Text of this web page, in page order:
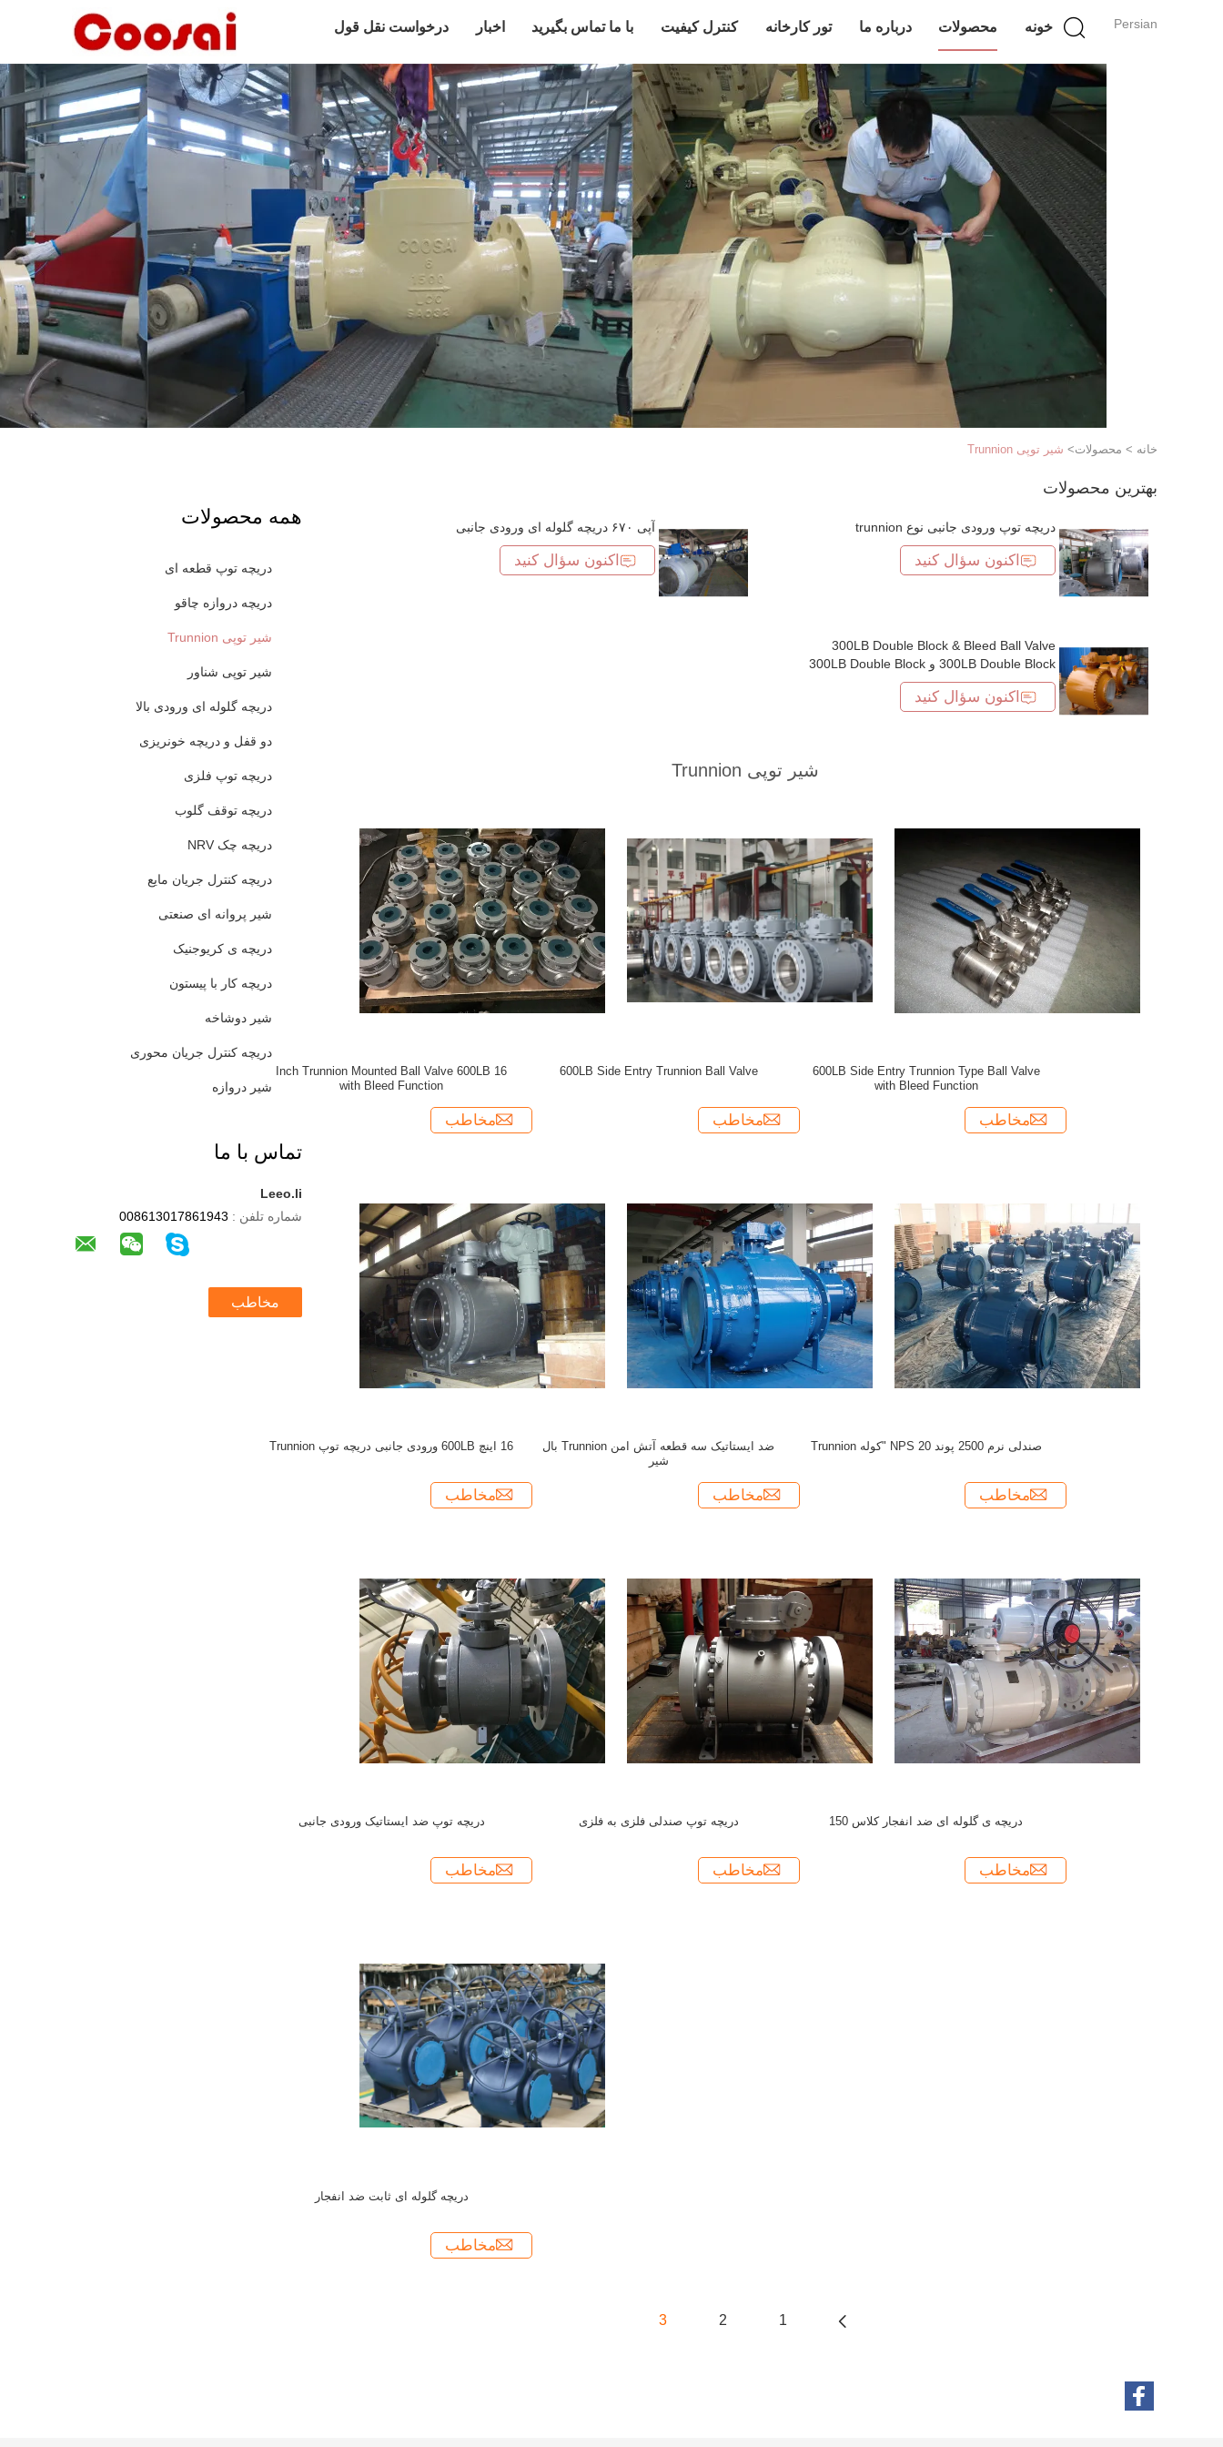
Persian خونه محصولات درباره ما تور کارخانه کنترل کیفیت با ما تماس بگیرید اخبار درخواست نقل قول
خانه > محصولات> شیر توپی Trunnion
همه محصولات
دریچه توپ قطعه ای
دریچه دروازه چاقو
شیر توپی Trunnion
شیر توپی شناور
دریچه گلوله ای ورودی بالا
دو قفل و دریچه خونریزی
دریچه توپ فلزی
دریچه توقف گلوب
دریچه چک NRV
دریچه کنترل جریان مایع
شیر پروانه ای صنعتی
دریچه ی کریوجنیک
دریچه کار با پیستون
شیر دوشاخه
دریچه کنترل جریان محوری
شیر دروازه
تماس با ما
Leeo.li
شماره تلفن :
مخاطب
بهترین محصولات
دریچه توپ ورودی جانبی نوع trunnion
اکنون سؤال کنید
آپی ۶۷۰ دریچه گلوله ای ورودی جانبی
اکنون سؤال کنید
300LB Double Block & Bleed Ball Valve
300LB Double Block و 300LB Double Block
300LB و 300LB و 300LB و 300LB و 300LB و
300LB و 300LB و 300LB و 300LB و 300LB و
300LB
اکنون سؤال کنید
شیر توپی Trunnion
16 Inch Trunnion Mounted Ball Valve 600LB
with Bleed Function
مخاطب
600LB Side Entry Trunnion Ball Valve
مخاطب
600LB Side Entry Trunnion Type Ball Valve
with Bleed Function
مخاطب
16 اینچ 600LB ورودی جانبی دریچه توپ Trunnion
مخاطب
ضد ایستاتیک سه قطعه آتش امن Trunnion بال
شیر
مخاطب
صندلی نرم 2500 پوند NPS 20 "کوله Trunnion
مخاطب
دریچه توپ ضد ایستاتیک ورودی جانبی
مخاطب
دریچه توپ صندلی فلزی به فلزی
مخاطب
دریچه ی گلوله ای ضد انفجار کلاس 150
مخاطب
دریچه گلوله ای ثابت ضد انفجار
مخاطب
1
2
3